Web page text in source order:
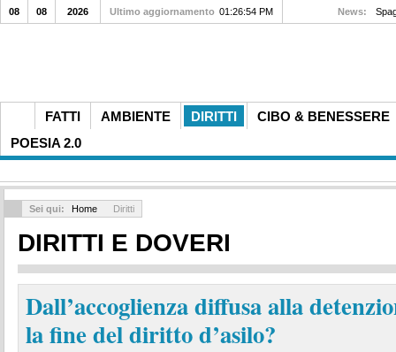
FATTI AMBIENTE DIRITTI
CIBO & BENESSERE
POESIA 2.0
08 08 2026 Ultimo aggiornamento 01:26:54 PM News:
Sei qui: Home Diritti
DIRITTI E DOVERI
Dall’accoglienza diffusa alla
la fine del diritto d’asilo?